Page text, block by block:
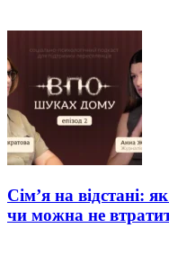
Сім’я на відстані:
чи можна не